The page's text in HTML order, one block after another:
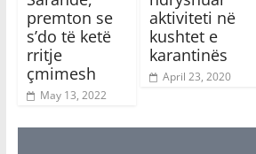
premton se
s’do të ketë
rritje
çmimesh
May 13, 2022
aktiviteti në
kushtet e
karantinës
April 23, 2020